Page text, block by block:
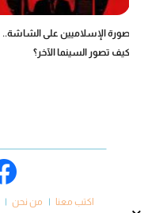
صورة الإسلاميين على الشاشة..
كيف تصور السينما الآخر؟
اكتب معنا من نحن